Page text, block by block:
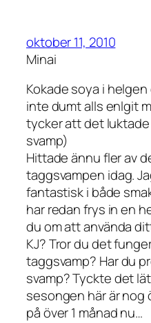
oktober 11, 2010
Minai
Kokade soya i
inte dumt alls enlgit
tycker att det
svamp)
Hittade ännu fler av
taggsvampen idag.
fantastisk i både
har redan frys in en
du om att använda
KJ? Tror du det
taggsvamp? Har du
svamp? Tyckte det
sesongen här är
på över 1 månad nu…